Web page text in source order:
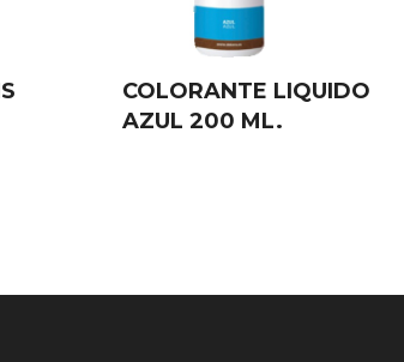
COLORANTE LIQUIDO
AZUL 200 ML.